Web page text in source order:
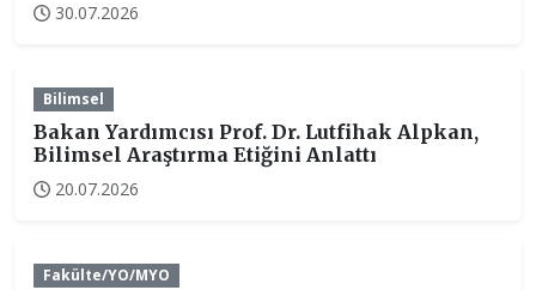
30.07.2026
Bilimsel
Bakan Yardımcısı Prof. Dr. Lutfihak Alpkan,
Bilimsel Araştırma Etiğini Anlattı
20.07.2026
Fakülte/YO/MYO